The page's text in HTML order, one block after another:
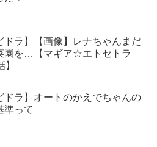
ドラ】【画像】レナちゃんまだ
園を…【マギア☆エトセトラ
】
ドラ】オートのかえでちゃんの
準って